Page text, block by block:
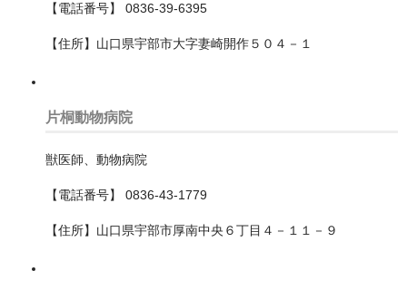
【電話番号】 0836-39-6395
【住所】山口県宇部市大字妻崎開作５０４－１
片桐動物病院
獣医師、動物病院
【電話番号】 0836-43-1779
【住所】山口県宇部市厚南中央６丁目４－１１－９